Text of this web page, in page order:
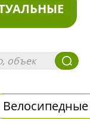
Велосипедные